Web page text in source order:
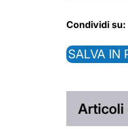
Condividi su:
SALVA IN
Articoli